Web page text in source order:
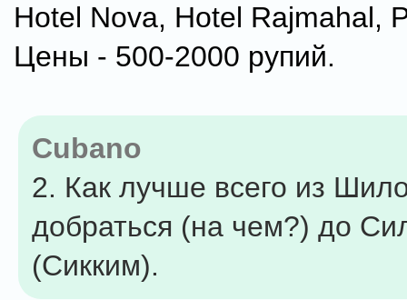
Hotel Nova, Hotel Rajmahal,
Цены - 500-2000 рупий.
Cubano
2. Как лучше всего из
добраться (на чем?) до
(Сикким).